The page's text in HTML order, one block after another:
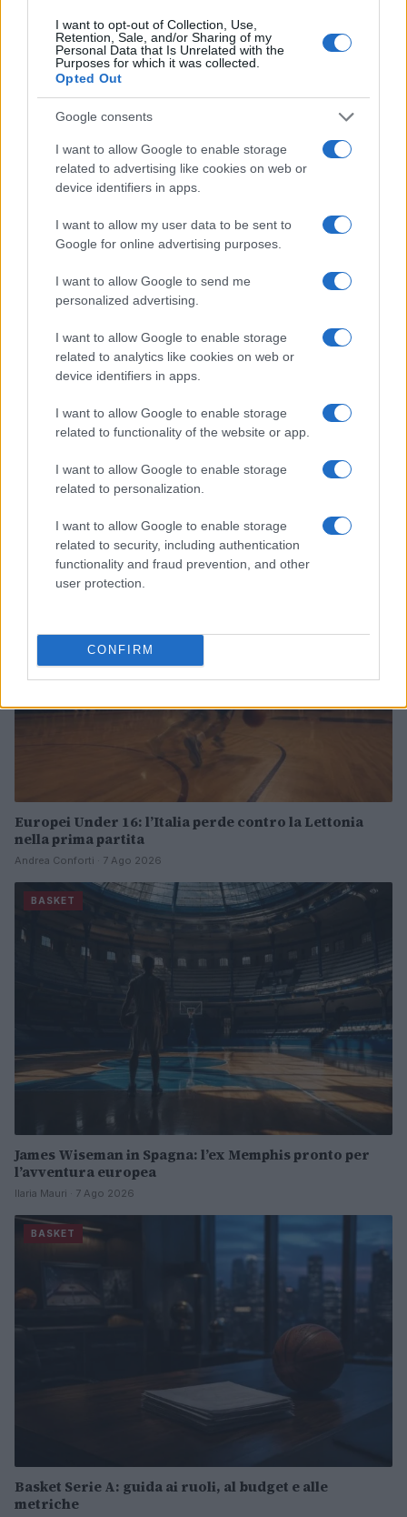
I want to opt-out of Collection, Use,
Retention, Sale, and/or Sharing of my
Personal Data that Is Unrelated with the
Purposes for which it was collected.
Opted Out
Google consents
I want to allow Google to enable storage
related to advertising like cookies on web or
device identifiers in apps.
I want to allow my user data to be sent to
Google for online advertising purposes.
I want to allow Google to send me
personalized advertising.
I want to allow Google to enable storage
related to analytics like cookies on web or
device identifiers in apps.
I want to allow Google to enable storage
related to functionality of the website or app.
I want to allow Google to enable storage
related to personalization.
I want to allow Google to enable storage
related to security, including authentication
functionality and fraud prevention, and other
user protection.
CONFIRM
conserva ancora taccuini degli incontri in Sala
delle Lapidi.
Continua a leggere
BASKET
Europei Under 16: l’Italia perde contro la Lettonia
nella prima partita
Andrea Conforti · 7 Ago 2026
BASKET
James Wiseman in Spagna: l’ex Memphis pronto per
l’avventura europea
Ilaria Mauri · 7 Ago 2026
BASKET
Basket Serie A: guida ai ruoli, al budget e alle
metriche